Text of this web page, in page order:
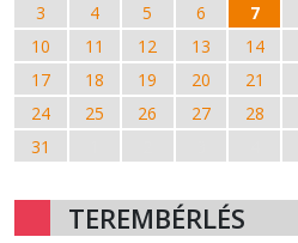
3
4 5 6 7
10
11 12 13 14
17
18 19 20 21
24
25 26 27 28
31
TEREMBÉRLÉS